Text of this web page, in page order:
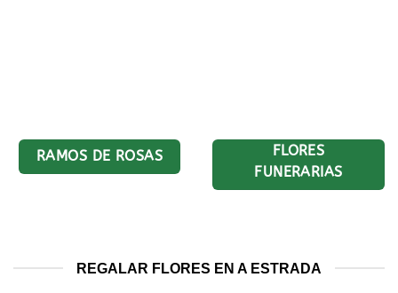
RAMOS DE ROSAS
FLORES
FUNERARIAS
REGALAR FLORES EN A ESTRADA